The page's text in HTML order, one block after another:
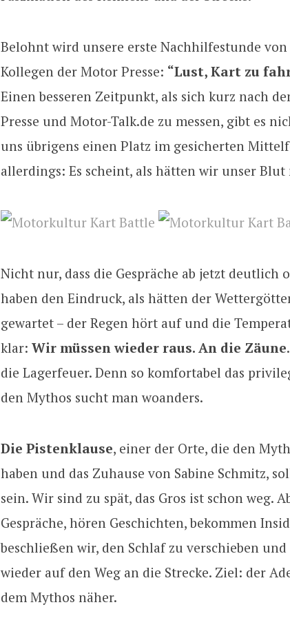
Belohnt wird unsere erste Nachhilfestunde
Kollegen der Motor Presse: “Lust, Kart zu
Einen besseren Zeitpunkt, als sich kurz nach
Presse und Motor-Talk.de zu messen, gibt es
uns übrigens einen Platz im gesicherten
allerdings: Es scheint, als hätten wir unser
Nicht nur, dass die Gespräche ab jetzt deutlich
haben den Eindruck, als hätten der
gewartet – der Regen hört auf und die
klar: Wir müssen wieder raus. An die Zäune
die Lagerfeuer. Denn so komfortabel das
den Mythos sucht man woanders.
Die Pistenklause, einer der Orte, die den
haben und das Zuhause von Sabine Schmitz,
sein. Wir sind zu spät, das Gros ist schon weg.
Gespräche, hören Geschichten, bekommen
beschließen wir, den Schlaf zu verschieben
wieder auf den Weg an die Strecke. Ziel: der
dem Mythos näher.